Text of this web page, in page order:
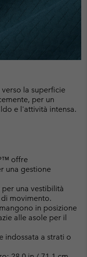
la superficie
per un
e l'attività intensa.
offre
una gestione
una vestibilità
movimento.
in posizione
alle asole per il
indossata a strati o